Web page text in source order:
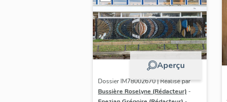
Aperçu
Dossier IM78002670 | Réalisé par
Bussière Roselyne (Rédacteur) -